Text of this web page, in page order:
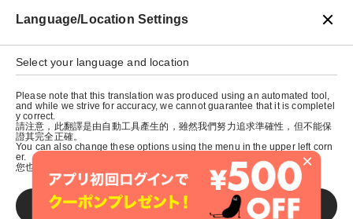
×
Language/Location Settings
Select your language and location
Please note that this translation was produced using an automated tool,
and while we strive for accuracy, we cannot guarantee that it is completel
y correct.
請注意，此翻譯是由自動工具產生的，雖然我們努力追求準確性，但不能保
證其完全正確。
You can also change these options using the menu in the upper left corn
er.
您也可以使用左上角的選單來更改這些選項。
SAVE